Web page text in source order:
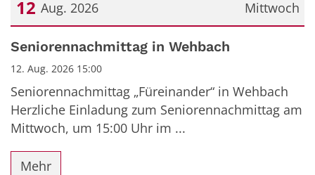
Mittwoch
12 Aug. 2026
Datum: 12. August 2026
Seniorennachmittag in Wehbach
12. Aug. 2026 15:00
Seniorennachmittag „Füreinander“ in Wehbach
Herzliche Einladung zum Seniorennachmittag am
Mittwoch, um 15:00 Uhr im ...
Mehr